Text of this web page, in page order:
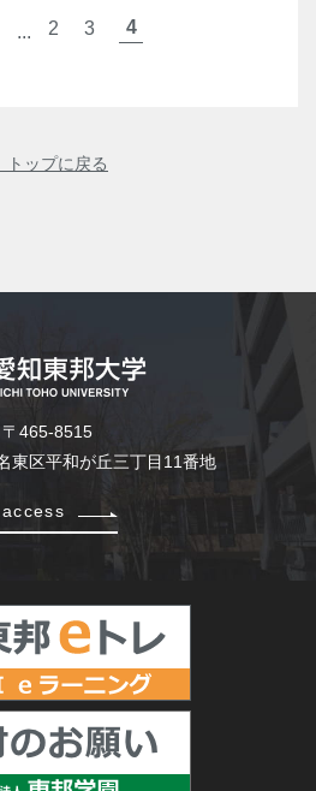
... 2 3 4
トップに戻る
〒465-8515
東区平和が丘三丁目11番地
access